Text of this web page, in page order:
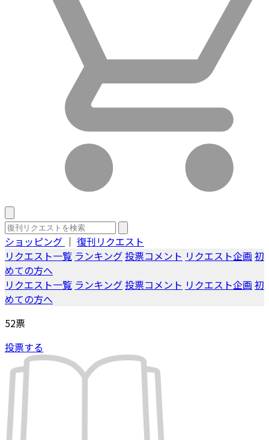
ショッピング ｜ 復刊リクエスト
リクエスト一覧 ランキング投票コメント リクエスト企画 初
めての方へ
リクエスト一覧 ランキング投票コメント リクエスト企画 初
めての方へ
52票
投票する